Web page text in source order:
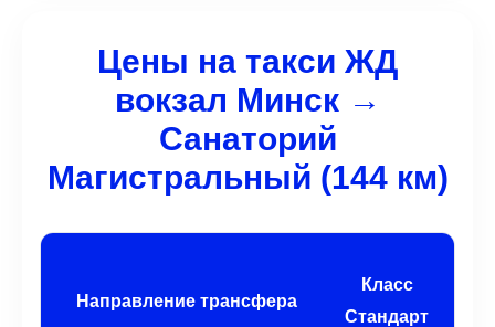
Цены на такси ЖД
вокзал Минск →
Санаторий
Магистральный (144 км)
Направление трансфера
Класс
Стандарт